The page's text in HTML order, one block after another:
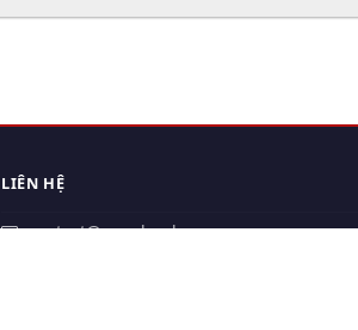
LIÊN HỆ
contact@xuanhanh.vn